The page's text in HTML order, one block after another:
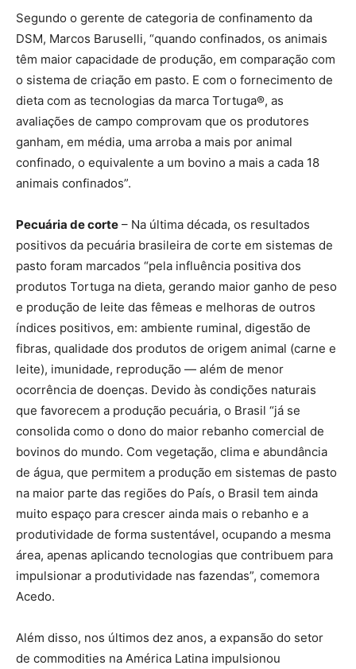
Segundo o gerente de categoria de confinamento da
DSM, Marcos Baruselli, “quando confinados, os animais
têm maior capacidade de produção, em comparação com
o sistema de criação em pasto. E com o fornecimento de
dieta com as tecnologias da marca Tortuga®, as
avaliações de campo comprovam que os produtores
ganham, em média, uma arroba a mais por animal
confinado, o equivalente a um bovino a mais a cada 18
animais confinados”.
Pecuária de corte – Na última década, os resultados
positivos da pecuária brasileira de corte em sistemas de
pasto foram marcados “pela influência positiva dos
produtos Tortuga na dieta, gerando maior ganho de peso
e produção de leite das fêmeas e melhoras de outros
índices positivos, em: ambiente ruminal, digestão de
fibras, qualidade dos produtos de origem animal (carne e
leite), imunidade, reprodução — além de menor
ocorrência de doenças. Devido às condições naturais
que favorecem a produção pecuária, o Brasil “já se
consolida como o dono do maior rebanho comercial de
bovinos do mundo. Com vegetação, clima e abundância
de água, que permitem a produção em sistemas de pasto
na maior parte das regiões do País, o Brasil tem ainda
muito espaço para crescer ainda mais o rebanho e a
produtividade de forma sustentável, ocupando a mesma
área, apenas aplicando tecnologias que contribuem para
impulsionar a produtividade nas fazendas”, comemora
Acedo.
Além disso, nos últimos dez anos, a expansão do setor
de commodities na América Latina impulsionou